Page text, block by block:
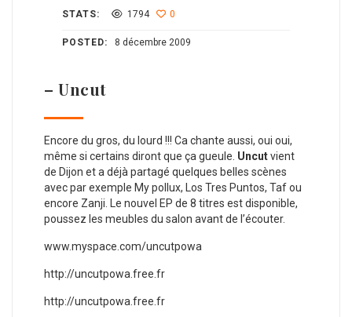
STATS: 1794 0
POSTED: 8 décembre 2009
– Uncut
Encore du gros, du lourd !!! Ca chante aussi, oui oui,
même si certains diront que ça gueule. Uncutvient
de Dijon et a déjà partagé quelques belles scènes
avec par exemple My pollux, Los Tres Puntos, Taf ou
encore Zanji. Le nouvel EP de 8 titres est disponible,
poussez les meubles du salon avant de l’écouter.
www.myspace.com/uncutpowa
http://uncutpowa.free.fr
http://uncutpowa.free.fr